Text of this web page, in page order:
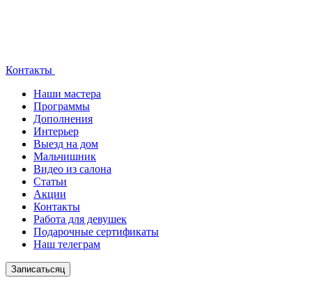
Контакты
Наши мастера
Программы
Дополнения
Интерьер
Выезд на дом
Мальчишник
Видео из салона
Статьи
Акции
Контакты
Работа для девушек
Подарочные сертификаты
Наш телеграм
Записатьсяц